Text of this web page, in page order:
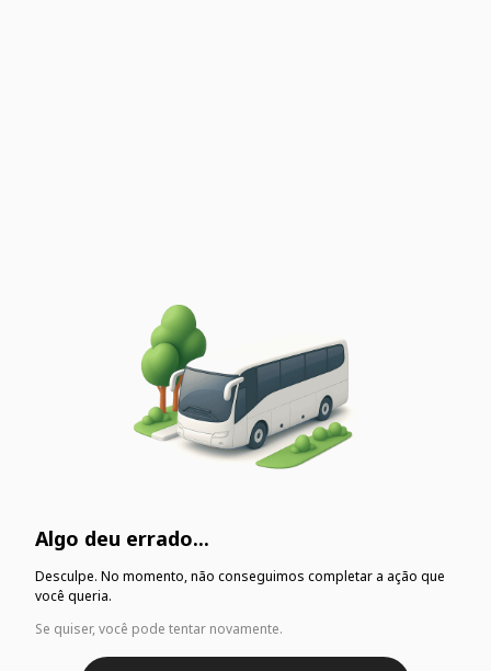
Algo deu errado...
Desculpe. No momento, não conseguimos completar a ação que
você queria.
Se quiser, você pode tentar novamente.